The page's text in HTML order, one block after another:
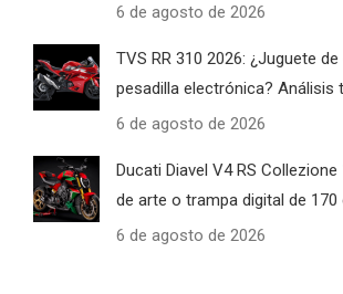
6 de agosto de 2026
TVS RR 310 2026: ¿Juguete
pesadilla electrónica? Análisis
6 de agosto de 2026
Ducati Diavel V4 RS Collezione
de arte o trampa digital de 170
6 de agosto de 2026